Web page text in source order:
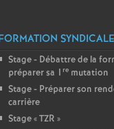
SYNDICALE
Stage - Débattre de la
préparer sa 1 remutation
Stage - Préparer son
carrière
Stage «TZR »